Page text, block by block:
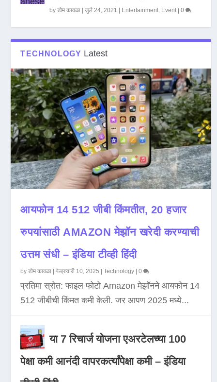
byडोम कावळा |जुलै 24, 2021 Entertainment, Event|0
TECHNOLOGY Latest
आयफोन 14 512 जीबी किंमतीत, 20 हजार
रुपयांसाठी AMAZON मेझॉन खरेदी करण्याची
उत्तम संधी – इंडिया टीव्ही हिंदी
byडोम कावळा |फेब्रुवारी 10, 2025 |Technology |0
प्रतिमा स्रोत: फाइल फोटो Amazon मेझॉनने आयफोन 14
512 जीबीची किंमत कमी केली. जर आपण 2025 मध्ये...
या 7 रिचार्ज योजना एअरटेलच्या 100
पेक्षा कमी आनंदी वापरकर्त्यांपेक्षा कमी – इंडिया